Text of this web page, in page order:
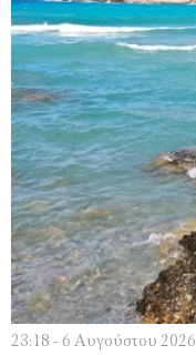
23:18 - 6 Αυγούστου 2026